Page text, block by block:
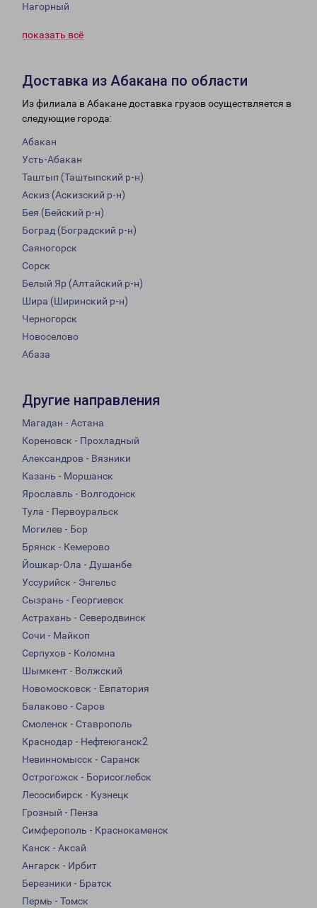
Нагорный
показать всё
Доставка из Абакана по области
Из филиала в Абакане доставка грузов осуществляется в
следующие города:
Абакан
Усть-Абакан
Таштып (Таштыпский р-н)
Аскиз (Аскизский р-н)
Бея (Бейский р-н)
Боград (Боградский р-н)
Саяногорск
Сорск
Белый Яр (Алтайский р-н)
Шира (Ширинский р-н)
Черногорск
Новоселово
Абаза
Другие направления
Магадан - Астана
Кореновск - Прохладный
Александров - Вязники
Казань - Моршанск
Ярославль - Волгодонск
Тула - Первоуральск
Могилев - Бор
Брянск - Кемерово
Йошкар-Ола - Душанбе
Уссурийск - Энгельс
Сызрань - Георгиевск
Астрахань - Северодвинск
Сочи - Майкоп
Серпухов - Коломна
Шымкент - Волжский
Новомосковск - Евпатория
Балаково - Саров
Смоленск - Ставрополь
Краснодар - Нефтеюганск2
Невинномысск - Саранск
Острогожск - Борисоглебск
Лесосибирск - Кузнецк
Грозный - Пенза
Симферополь - Краснокаменск
Канск - Аксай
Ангарск - Ирбит
Березники - Братск
Пермь - Томск